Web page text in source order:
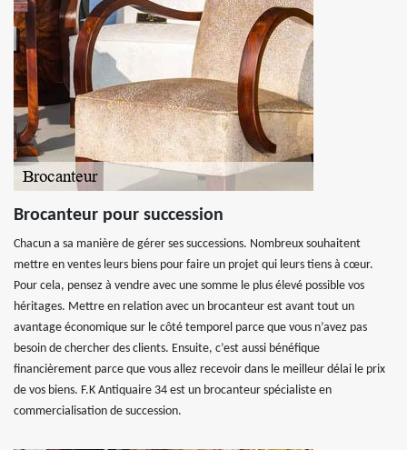
Brocanteur pour succession
Chacun a sa manière de gérer ses successions. Nombreux souhaitent
mettre en ventes leurs biens pour faire un projet qui leurs tiens à cœur.
Pour cela, pensez à vendre avec une somme le plus élevé possible vos
héritages. Mettre en relation avec un brocanteur est avant tout un
avantage économique sur le côté temporel parce que vous n’avez pas
besoin de chercher des clients. Ensuite, c’est aussi bénéfique
financièrement parce que vous allez recevoir dans le meilleur délai le prix
de vos biens. F.K Antiquaire 34 est un brocanteur spécialiste en
commercialisation de succession.